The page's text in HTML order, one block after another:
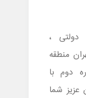
،
منطقه
دوم با
شما